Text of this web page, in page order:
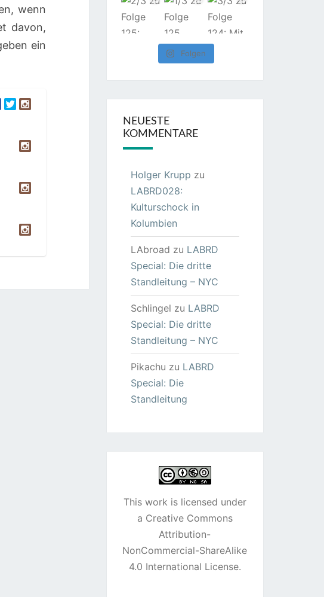
wenn
davon,
ein
Folgen
NEUESTE
KOMMENTARE
Holger Krupp zu
LABRD028:
Kulturschock in
Kolumbien
LAbroad zu LABRD
Special: Die dritte
Standleitung – NYC
Schlingel zu LABRD
Special: Die dritte
Standleitung – NYC
Pikachu zu LABRD
Special: Die
Standleitung
This work is licensed under
a Creative Commons
Attribution-
NonCommercial-ShareAlike
4.0 International License.